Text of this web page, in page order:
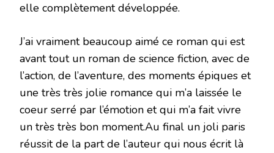
elle complètement développée.
J’ai vraiment beaucoup aimé ce roman qui est
avant tout un roman de science fiction, avec de
l’action, de l’aventure, des moments épiques et
une très très jolie romance qui m’a laissée le
coeur serré par l’émotion et qui m’a fait vivre
un très très bon moment.Au final un joli paris
réussit de la part de l’auteur qui nous écrit là